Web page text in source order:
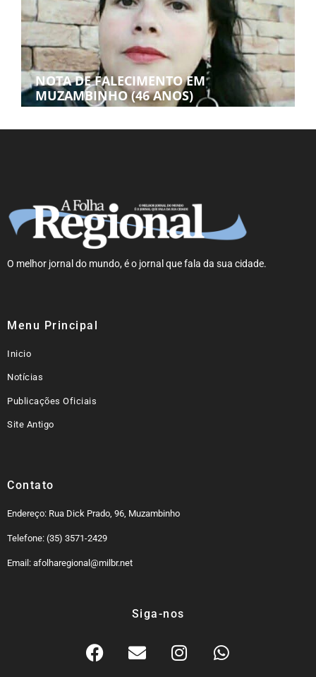
NOTA DE FALECIMENTO EM
MUZAMBINHO (46 ANOS)
O melhor jornal do mundo, é o jornal que fala da sua cidade.
Menu Principal
Inicio
Notícias
Publicações Oficiais
Site Antigo
Contato
Endereço: Rua Dick Prado, 96, Muzambinho
Telefone: (35) 3571-2429
Email: afolharegional@milbr.net
Siga-nos